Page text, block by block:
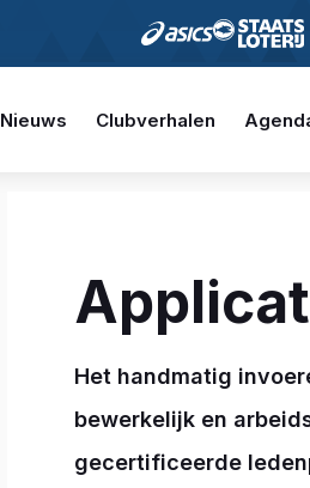
Nieuws Clubverhalen
Het handmatig
bewerkelijk en
gecertificeerde